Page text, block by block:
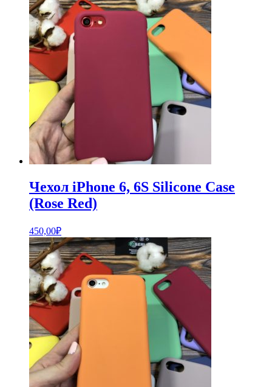
Чехол iPhone 6, 6S Silicone Case
(Rose Red)
450,00₽